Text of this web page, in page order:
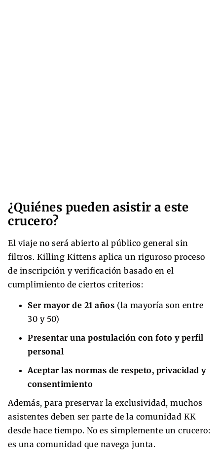
¿Quiénes pueden asistir a este
crucero?
El viaje no será abierto al público general sin
filtros. Killing Kittens aplica un riguroso proceso
de inscripción y verificación basado en el
cumplimiento de ciertos criterios:
Ser mayor de 21 años (la mayoría son entre
30 y 50)
Presentar una postulación con foto y perfil
personal
Aceptar las normas de respeto, privacidad y
consentimiento
Además, para preservar la exclusividad, muchos
asistentes deben ser parte de la comunidad KK
desde hace tiempo. No es simplemente un crucero:
es una comunidad que navega junta.